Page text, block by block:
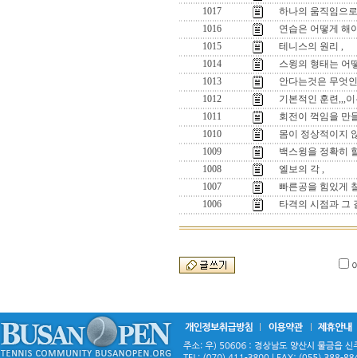
1017
하나의 움직임으
1016
연습은 어떻게 해
1015
테니스의 원리 ,
1014
스윙의 형태는 어
1013
안다는것은 무엇
1012
기본적인 훈련,,,
1011
회전이 꺽임을 만
1010
몸이 정상적이지
1009
백스윙을 정확히
1008
엘보의 각 ,
1007
빠른공을 힘있게
1006
타격의 시점과 그